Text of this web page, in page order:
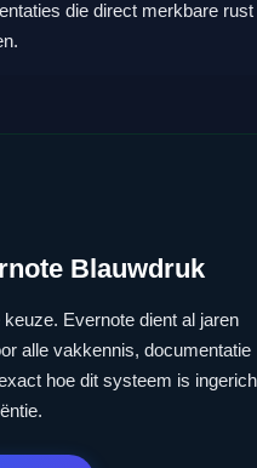
die direct merkbare rust
Blauwdruk
Evernote dient al jaren
alle vakkennis, documentatie
hoe dit systeem is